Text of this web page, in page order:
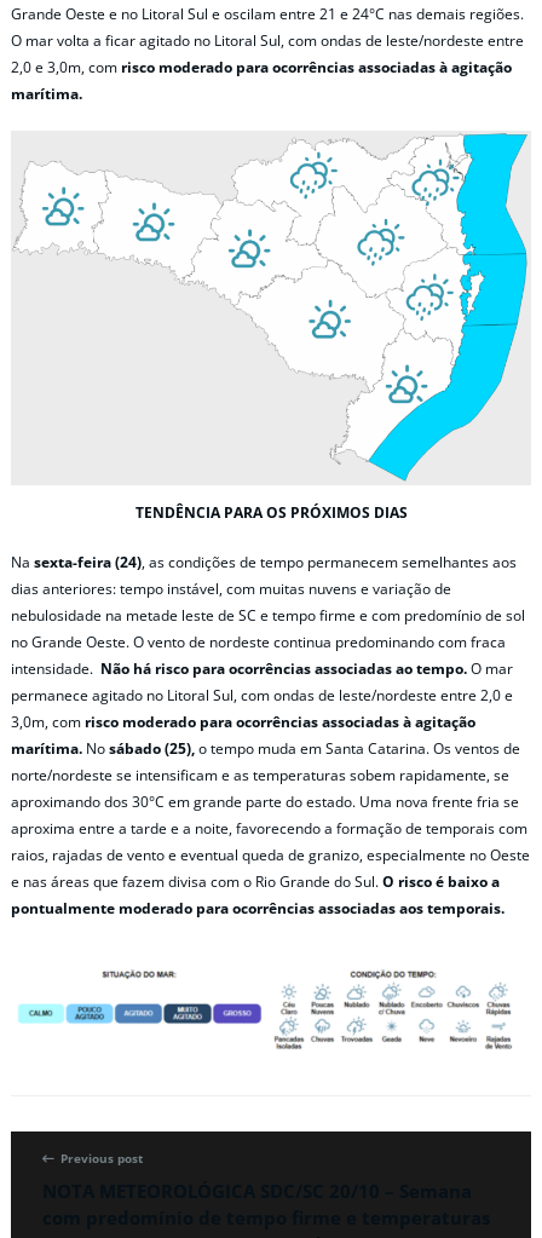
Grande Oeste e no Litoral Sul e oscilam entre 21 e 24°C nas demais regiões.
O mar volta a ficar agitado no Litoral Sul, com ondas de leste/nordeste entre
2,0 e 3,0m, com risco moderado para ocorrências associadas à agitação
marítima.
TENDÊNCIA PARA OS PRÓXIMOS DIAS
Na sexta-feira (24), as condições de tempo permanecem semelhantes aos
dias anteriores: tempo instável, com muitas nuvens e variação de
nebulosidade na metade leste de SC e tempo firme e com predomínio de sol
no Grande Oeste. O vento de nordeste continua predominando com fraca
intensidade. Não há risco para ocorrências associadas ao tempo.O mar
permanece agitado no Litoral Sul, com ondas de leste/nordeste entre 2,0 e
3,0m, com risco moderado para ocorrências associadas à agitação
marítima. Nosábado (25),o tempo muda em Santa Catarina. Os ventos de
norte/nordeste se intensificam e as temperaturas sobem rapidamente, se
aproximando dos 30°C em grande parte do estado. Uma nova frente fria se
aproxima entre a tarde e a noite, favorecendo a formação de temporais com
raios, rajadas de vento e eventual queda de granizo, especialmente no Oeste
e nas áreas que fazem divisa com o Rio Grande do Sul.O risco é baixo a
pontualmente moderado para ocorrências associadas aos temporais.
Previous post